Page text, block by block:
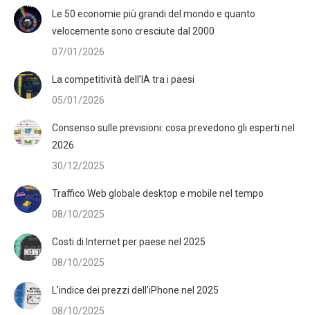
Le 50 economie più grandi del mondo e quanto
velocemente sono cresciute dal 2000
07/01/2026
La competitività dell’IA tra i paesi
05/01/2026
Consenso sulle previsioni: cosa prevedono gli esperti nel
2026
30/12/2025
Traffico Web globale desktop e mobile nel tempo
08/10/2025
Costi di Internet per paese nel 2025
08/10/2025
L’indice dei prezzi dell’iPhone nel 2025
08/10/2025